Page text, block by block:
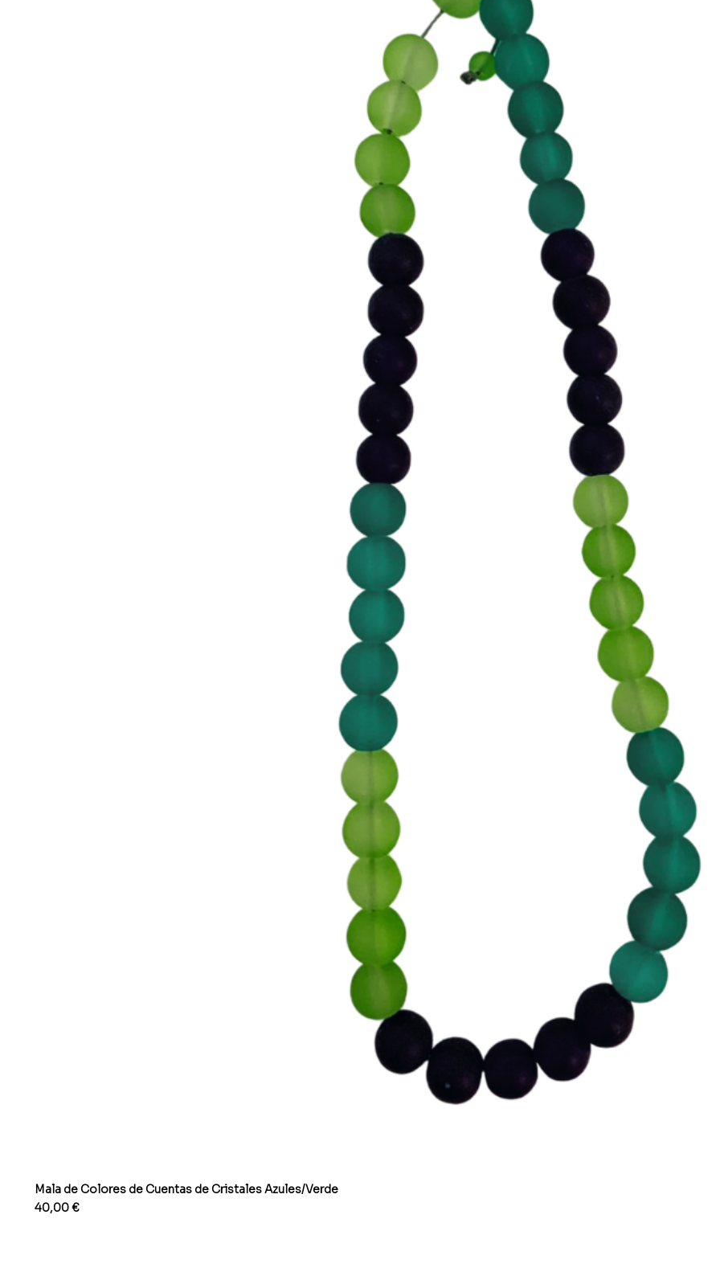
Mala de Colores de Cuentas de Cristales Azules/Verde
Precio
40,00 €